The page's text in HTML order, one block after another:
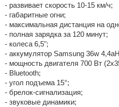
- развивает скорость 10-15 км/ч;
- габаритные огни;
- максимальная дистанция на
- полная зарядка за 120 минут;
- колеса 6,5";
- аккумулятор Samsung 36w
- мощность двигателя 700 Вт
- Bluetooth;
- угол подъема 15°;
- брелок-сигнализация;
- звуковые динамики;